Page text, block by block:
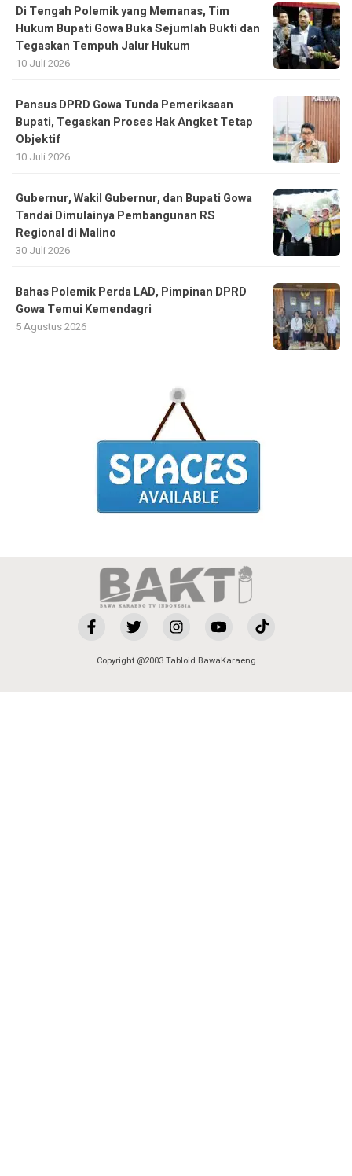
Di Tengah Polemik yang Memanas, Tim
Hukum Bupati Gowa Buka Sejumlah Bukti dan
Tegaskan Tempuh Jalur Hukum
10 Juli 2026
Pansus DPRD Gowa Tunda Pemeriksaan
Bupati, Tegaskan Proses Hak Angket Tetap
Objektif
10 Juli 2026
Gubernur, Wakil Gubernur, dan Bupati Gowa
Tandai Dimulainya Pembangunan RS
Regional di Malino
30 Juli 2026
Bahas Polemik Perda LAD, Pimpinan DPRD
Gowa Temui Kemendagri
5 Agustus 2026
Copyright @2003 Tabloid BawaKaraeng